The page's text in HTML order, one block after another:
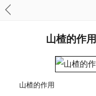
山楂的作
山楂的作用